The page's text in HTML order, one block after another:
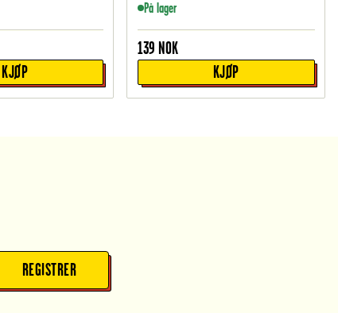
KJØP
På lager
139 NOK
KJØP
REGISTRER